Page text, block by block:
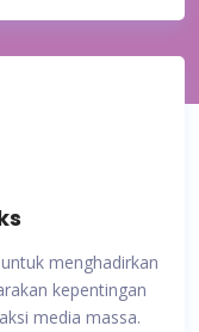
menghadirkan
kepentingan
media massa.